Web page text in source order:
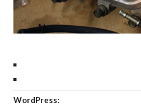
WordPress: